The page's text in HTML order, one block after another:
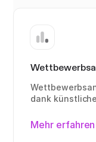
dank
Mehr erfahren